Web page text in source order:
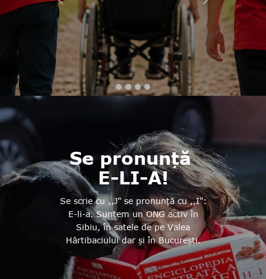
Se pronunță
E-LI-A!
Se scrie cu ,,J" se pronunță cu ,,I":
E-li-a. Suntem un ONG activ în
Sibiu, în satele de pe Valea
Hârtibaciului dar și în București.